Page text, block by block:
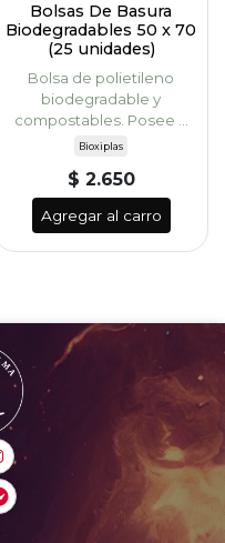
Bolsas De Basura
Biodegradables 50 x 70
(25 unidades)
Bolsa de polietileno
biodegradable y
compostables. Posee ...
Bioxiplas
$ 2.650
Agregar al carro